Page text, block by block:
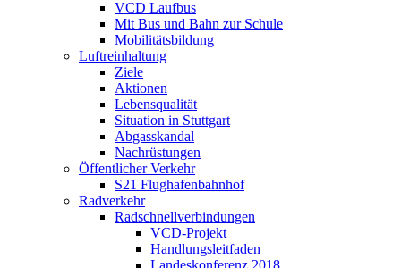
VCD Laufbus
Mit Bus und Bahn zur Schule
Mobilitätsbildung
Luftreinhaltung
Ziele
Aktionen
Lebensqualität
Situation in Stuttgart
Abgasskandal
Nachrüstungen
Öffentlicher Verkehr
S21 Flughafenbahnhof
Radverkehr
Radschnellverbindungen
VCD-Projekt
Handlungsleitfaden
Landeskonferenz 2018